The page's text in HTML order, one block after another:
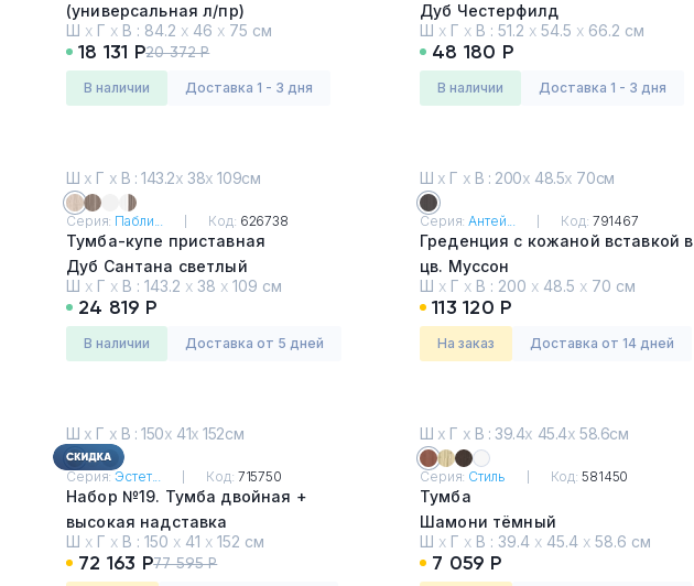
(универсальная л/пр)
Дуб Мали
Ш х Г х В : 84.2 х 46 х 75 см
18 131 Р20 372 Р
в наличии Доставка 1 - 3 дня
Дуб Честерфилд
Ш х Г х В : 51.2 х 54.5 х 66.2 см
48 180 Р
в наличии Доставка 1 - 3 дня
Ш х Г х В : 143.2х 38х 109см
Серия: Пабли... Код: 626738
Тумба-купе приставная
Дуб Сантана светлый
Ш х Г х В : 143.2 х 38 х 109 см
24 819 Р
в наличии Доставка от 5 дней
Ш х Г х В : 200х 48.5х 70см
Серия:Антей... Код: 791467
Греденция с кожаной вставкой в
цв. Муссон
Металлик АРТ
Ш х Г х В : 200 х 48.5 х 70 см
113 120 Р
На заказ Доставка от 14 дней
Ш х Г х В : 150х 41х 152см
Серия:Эстет... Код: 715750
Набор №19. Тумба двойная +
высокая надставка
Тиквуд Светлый
Ш х Г х В : 150 х 41 х 152 см
72 163 Р77 595 Р
Ш х Г х В : 39.4х 45.4х 58.6см
Серия: Стиль Код: 581450
Тумба
Шамони тёмный
Ш х Г х В : 39.4 х 45.4 х 58.6 см
7 059 Р